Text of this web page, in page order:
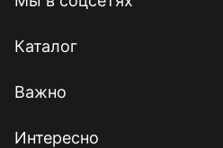
Каталог
Важно
Интересно